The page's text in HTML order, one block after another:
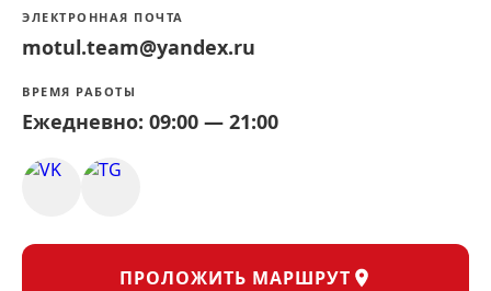
ЭЛЕКТРОННАЯ ПОЧТА
motul.team@yandex.ru
ВРЕМЯ РАБОТЫ
Ежедневно: 09:00 — 21:00
ПРОЛОЖИТЬ МАРШРУТ